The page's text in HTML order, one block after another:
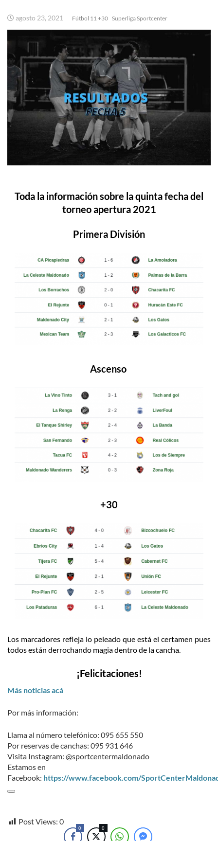
agosto 23, 2021 Fútbol 11 +30 Superliga Sportcenter
Toda la información sobre la quinta fecha del
torneo apertura 2021
Primera División
Ascenso
+30
Los marcadores refleja lo peleado que está el certamen pues
todos están derrochando magia dentro de la cancha.
¡Felicitaciones!
Más noticias acá
Por más información:
Llama al número telefónico: 095 655 550
Por reservas de canchas: 095 931 646
Visita Instagram: @sportcentermaldonado
Estamos en
Facebook: https://www.facebook.com/
Post Views: 0
0 0